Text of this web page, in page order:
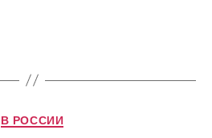
Рубрики
В РОССИИ